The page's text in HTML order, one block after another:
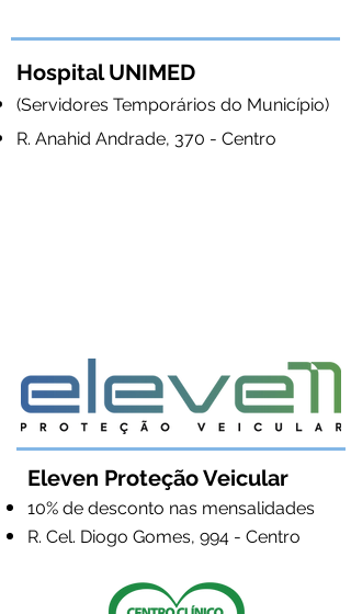
Hospital UNIMED
(Servidores Temporários do Município)
R. Anahid Andrade, 370 - Centro
Eleven Proteção Veicular
10% de desconto nas mensalidades
R. Cel. Diogo Gomes, 994 - Centro